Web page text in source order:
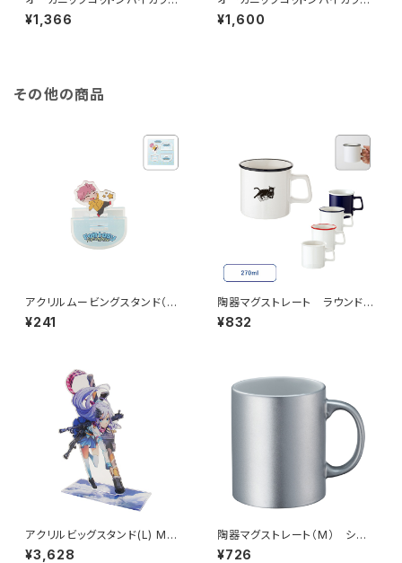
保冷トート MG （S）ナチュラル
¥1,366
保冷トート MG （S）ブラック
¥1,600
その他の商品
アクリルムービングスタンド（M）
MG
¥241
陶器マグストレート ラウンドリ
ップ MG
¥832
アクリルビッグスタンド(L) MG2
60×420mm
¥3,628
陶器マグストレート（M） シル
バー MG
¥726